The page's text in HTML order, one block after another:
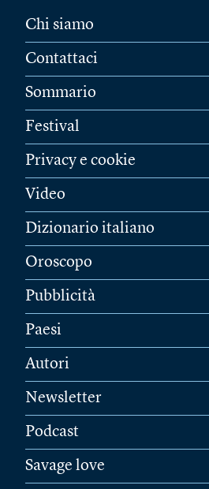
Chi siamo
Contattaci
Sommario
Festival
Privacy e cookie
Video
Dizionario italiano
Oroscopo
Pubblicità
Paesi
Autori
Newsletter
Podcast
Savage love